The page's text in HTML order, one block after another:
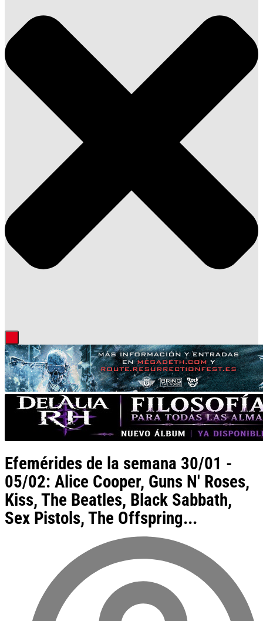
Efemérides de la semana 30/01 -
05/02: Alice Cooper, Guns N' Roses,
Kiss, The Beatles, Black Sabbath,
Sex Pistols, The Offspring...